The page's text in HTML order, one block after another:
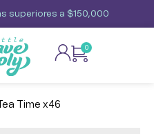
superiores a $150,000
0
Time x46